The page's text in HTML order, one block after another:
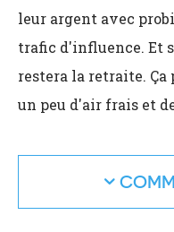
leur argent avec
trafic d'influence. Et
restera la retraite.
un peu d'air frais et